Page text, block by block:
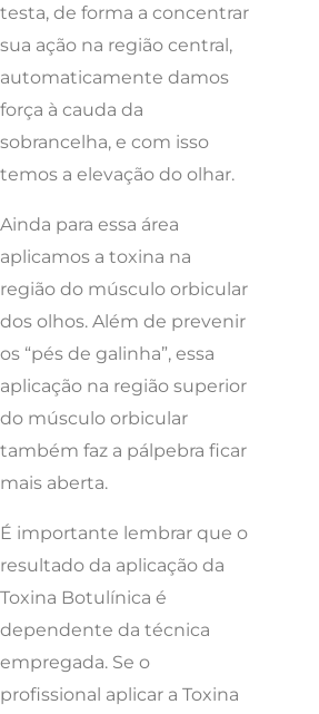
testa, de forma a concentrar
sua ação na região central,
automaticamente damos
força à cauda da
sobrancelha, e com isso
temos a elevação do olhar.
Ainda para essa área
aplicamos a toxina na
região do músculo orbicular
dos olhos. Além de prevenir
os “pés de galinha”, essa
aplicação na região superior
do músculo orbicular
também faz a pálpebra ficar
mais aberta.
É importante lembrar que o
resultado da aplicação da
Toxina Botulínica é
dependente da técnica
empregada. Se o
profissional aplicar a Toxina